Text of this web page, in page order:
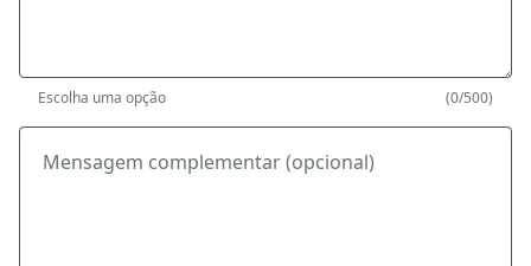
Escolha uma opção (0/500)
Mensagem complementar (opcional)